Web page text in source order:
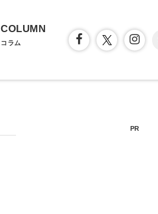
COLUMN
コラム
PR